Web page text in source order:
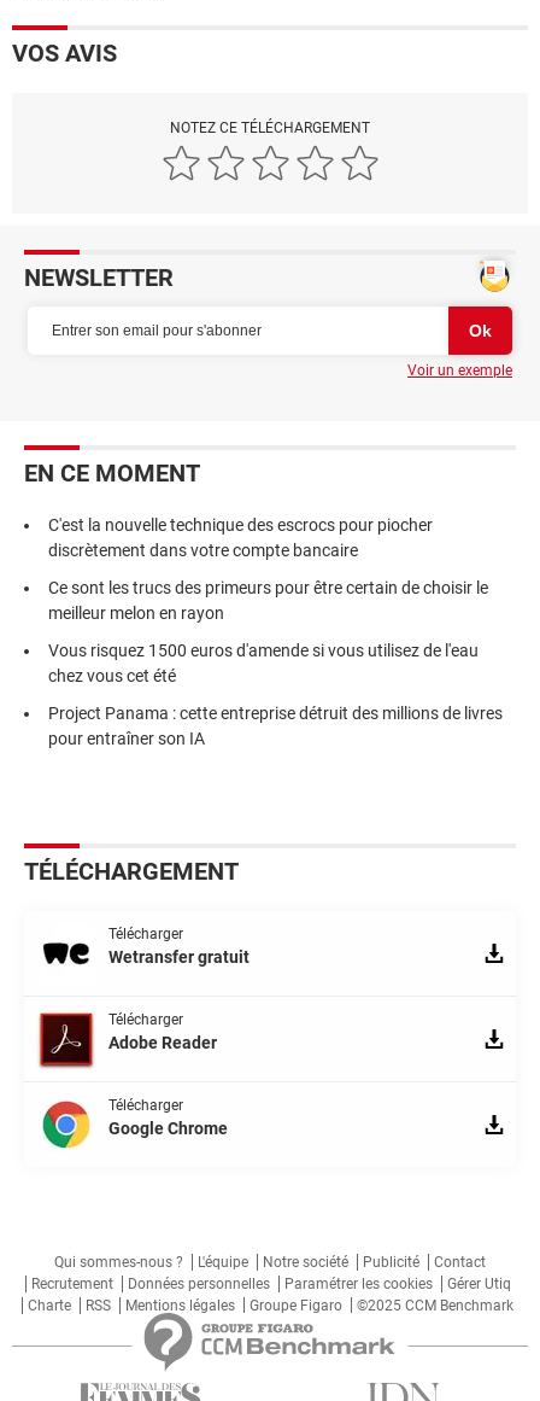
VOS AVIS
NOTEZ CE TÉLÉCHARGEMENT
NEWSLETTER
Voir un exemple
EN CE MOMENT
C'est la nouvelle technique des escrocs pour piocher
discrètement dans votre compte bancaire
Ce sont les trucs des primeurs pour être certain de choisir le
meilleur melon en rayon
Vous risquez 1500 euros d'amende si vous utilisez de l'eau
chez vous cet été
Project Panama : cette entreprise détruit des millions de livres
pour entraîner son IA
TÉLÉCHARGEMENT
Télécharger
Wetransfer gratuit
Télécharger
Adobe Reader
Télécharger
Google Chrome
Qui sommes-nous ? L'équipe Notre société Publicité
Contact
Recrutement
Données personnelles Paramétrer les cookies
Gérer Utiq
Charte
RSS Mentions légales Groupe Figaro ©2025 CCM Benchmark